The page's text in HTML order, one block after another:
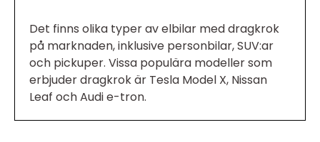
Det finns olika typer av elbilar med dragkrok
på marknaden, inklusive personbilar, SUV:ar
och pickuper. Vissa populära modeller som
erbjuder dragkrok är Tesla Model X, Nissan
Leaf och Audi e-tron.